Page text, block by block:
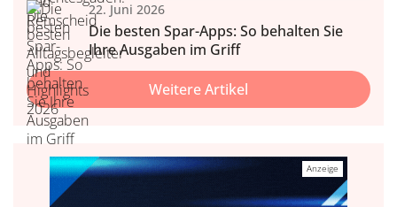
22. Juni 2026
Die besten Spar-Apps: So behalten Sie
Ihre Ausgaben im Griff
Weitere Artikel